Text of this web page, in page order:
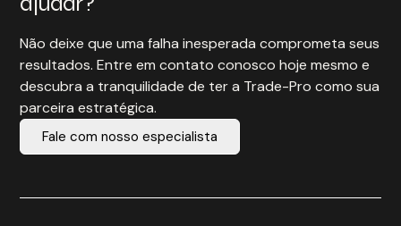
Não deixe que uma falha inesperada comprometa seus
resultados. Entre em contato conosco hoje mesmo e
descubra a tranquilidade de ter a Trade-Pro como sua
parceira estratégica.
Fale com nosso especialista